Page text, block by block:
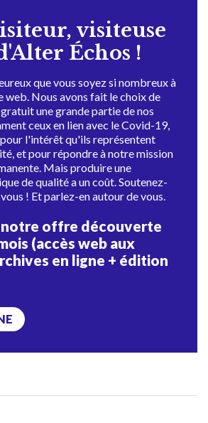
visiteuse
Échos !
que vous soyez si nombreux à
web. Nous avons fait le choix de
une grande partie de nos
ceux en lien avec le Covid-19,
l'intérêt qu'ils représentent
et pour répondre à notre mission
Mais produire une
de qualité a un coût. Soutenez-
! Et parlez-en autour de vous.
offre découverte
(accès web aux
en ligne + édition